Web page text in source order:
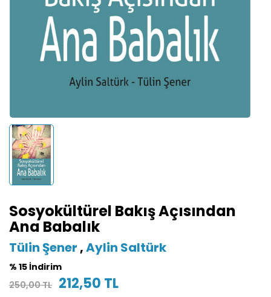
Sosyokültürel Bakış Açısından
Ana Babalık
Tülin Şener ,Aylin Saltürk
% 15 İndirim
250,00 TL 212,50 TL